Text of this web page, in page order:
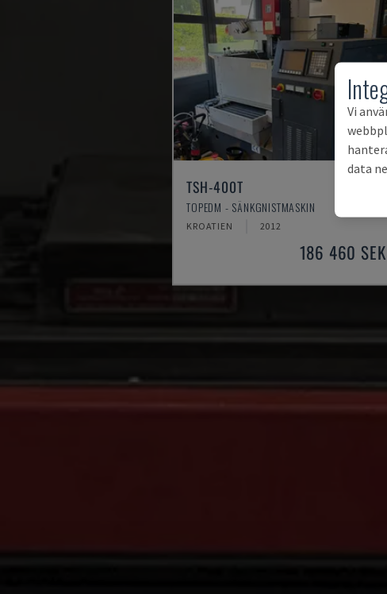
TSH-400T
TOPEDM - SÄNKGNISTMASKIN
KROATIEN 2012
186 460 SEK
Vi
data